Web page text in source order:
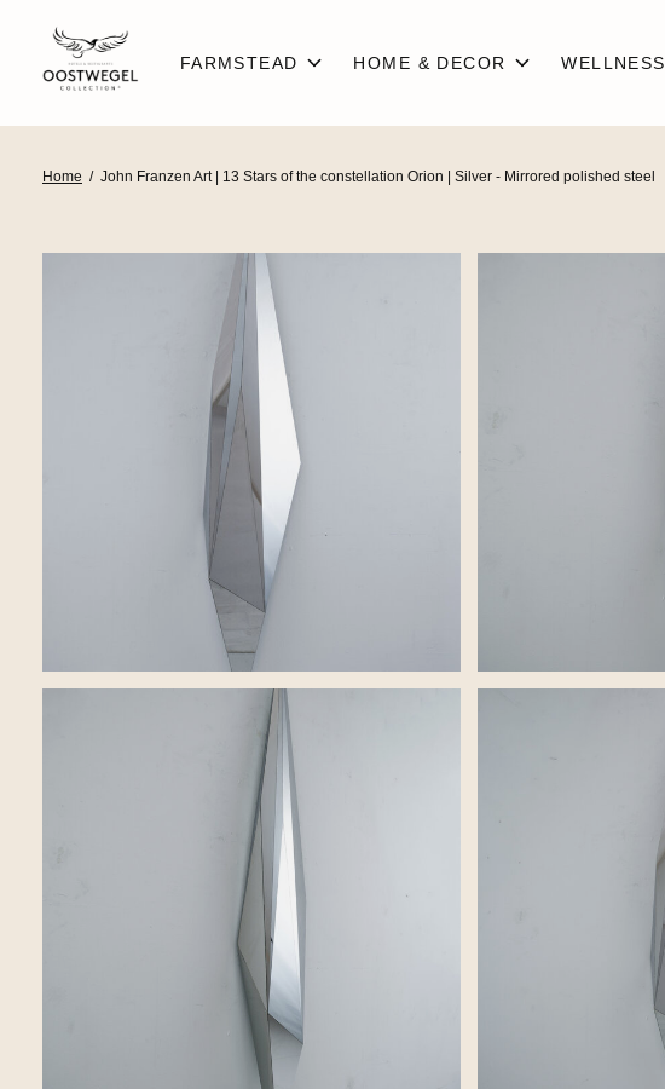
FARMSTEAD HOME & DECOR WELLNESS
Home / John Franzen Art | 13 Stars of the constellation Orion | Silver - Mirrored polished steel